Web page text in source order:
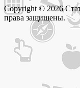
Copyright © 2026
права защищены.